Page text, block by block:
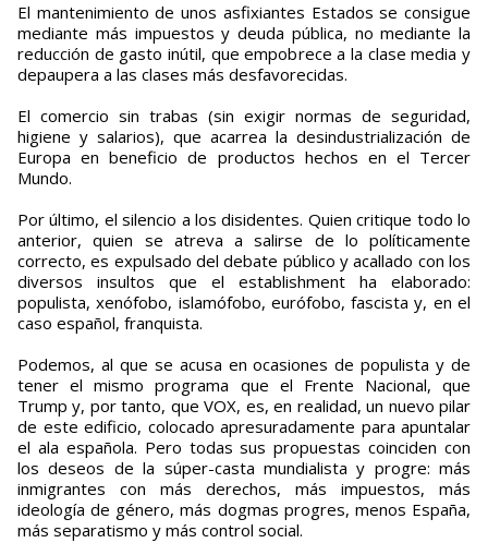
El mantenimiento de unos asfixiantes Estados se consigue
mediante más impuestos y deuda pública, no mediante la
reducción de gasto inútil, que empobrece a la clase media y
depaupera a las clases más desfavorecidas.
El comercio sin trabas (sin exigir normas de seguridad,
higiene y salarios), que acarrea la desindustrialización de
Europa en beneficio de productos hechos en el Tercer
Mundo.
Por último, el silencio a los disidentes. Quien critique todo lo
anterior, quien se atreva a salirse de lo políticamente
correcto, es expulsado del debate público y acallado con los
diversos insultos que el establishment ha elaborado:
populista, xenófobo, islamófobo, eurófobo, fascista y, en el
caso español, franquista.
Podemos, al que se acusa en ocasiones de populista y de
tener el mismo programa que el Frente Nacional, que
Trump y, por tanto, que VOX, es, en realidad, un nuevo pilar
de este edificio, colocado apresuradamente para apuntalar
el ala española. Pero todas sus propuestas coinciden con
los deseos de la súper-casta mundialista y progre: más
inmigrantes con más derechos, más impuestos, más
ideología de género, más dogmas progres, menos España,
más separatismo y más control social.